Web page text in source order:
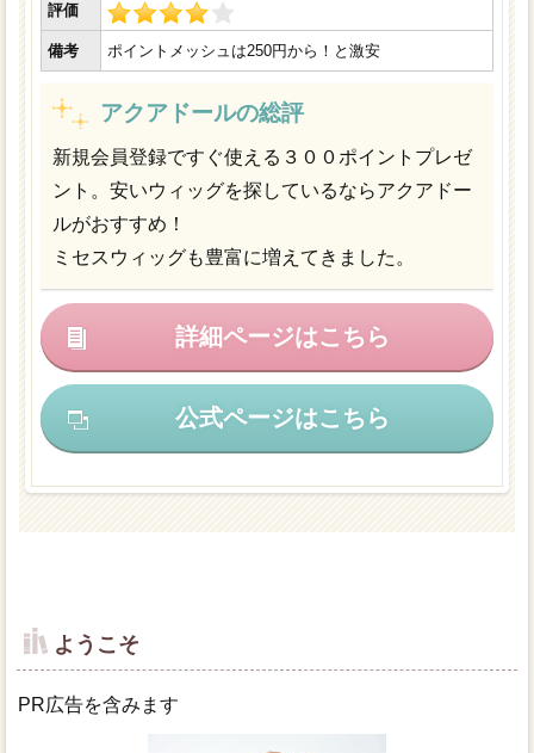
評価
備考 ポイントメッシュは250円から！と激安
アクアドールの総評
新規会員登録ですぐ使える３００ポイントプレゼ
ント。安いウィッグを探しているならアクアドー
ルがおすすめ！
ミセスウィッグも豊富に増えてきました。
詳細ページはこちら
公式ページはこちら
ようこそ
PR広告を含みます